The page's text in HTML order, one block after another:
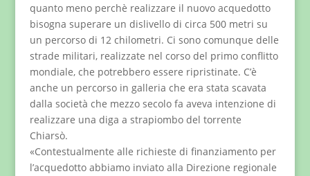
quanto meno perchè realizzare il nuovo acquedotto
bisogna superare un dislivello di circa 500 metri su
un percorso di 12 chilometri. Ci sono comunque delle
strade militari, realizzate nel corso del primo conflitto
mondiale, che potrebbero essere ripristinate. C’è
anche un percorso in galleria che era stata scavata
dalla società che mezzo secolo fa aveva intenzione di
realizzare una diga a strapiombo del torrente
Chiarsò.
«Contestualmente alle richieste di finanziamento per
l’acquedotto abbiamo inviato alla Direzione regionale